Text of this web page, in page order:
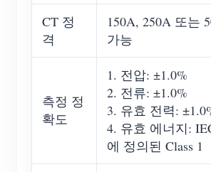
CT 정
격
150A, 250A 또는
가능
측정 정
확도
1. 전압: ±1.0%
2. 전류: ±1.0%
3. 유효 전력:
4. 유효 에너지:
에 정의된 Class 1